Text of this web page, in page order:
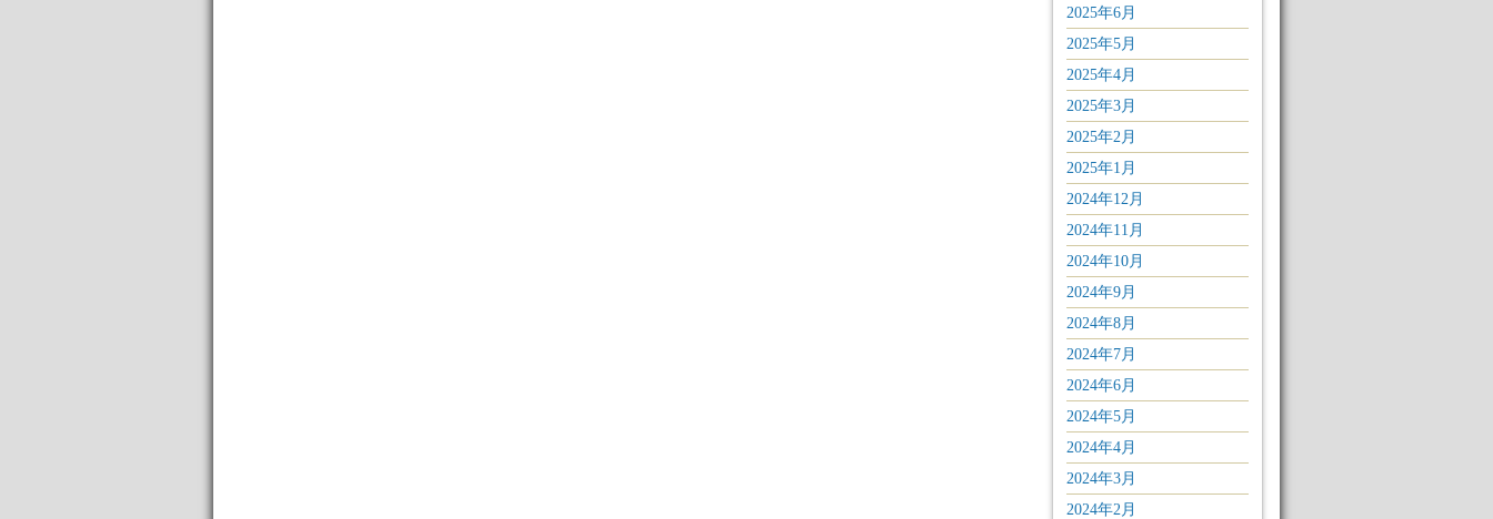
2025年6月
2025年5月
2025年4月
2025年3月
2025年2月
2025年1月
2024年12月
2024年11月
2024年10月
2024年9月
2024年8月
2024年7月
2024年6月
2024年5月
2024年4月
2024年3月
2024年2月